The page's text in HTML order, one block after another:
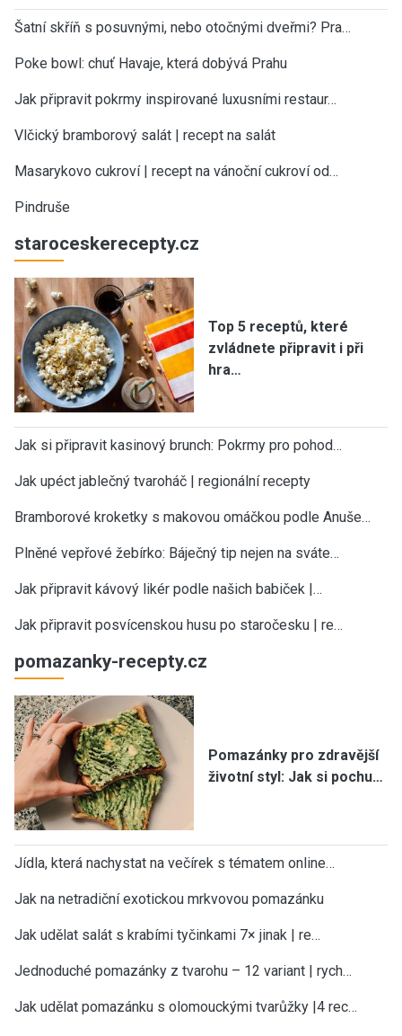
Šatní skříň s posuvnými, nebo otočnými dveřmi? Pra…
Poke bowl: chuť Havaje, která dobývá Prahu
Jak připravit pokrmy inspirované luxusními restaur…
Vlčický bramborový salát | recept na salát
Masarykovo cukroví | recept na vánoční cukroví od…
Pindruše
staroceskerecepty.cz
Top 5 receptů, které
zvládnete připravit i při
hra…
Jak si připravit kasinový brunch: Pokrmy pro pohod…
Jak upéct jablečný tvaroháč | regionální recepty
Bramborové kroketky s makovou omáčkou podle Anuše…
Plněné vepřové žebírko: Báječný tip nejen na sváte…
Jak připravit kávový likér podle našich babiček |…
Jak připravit posvícenskou husu po staročesku | re…
pomazanky-recepty.cz
Pomazánky pro zdravější
životní styl: Jak si pochu…
Jídla, která nachystat na večírek s tématem online…
Jak na netradiční exotickou mrkvovou pomazánku
Jak udělat salát s krabími tyčinkami 7× jinak | re…
Jednoduché pomazánky z tvarohu – 12 variant | rych…
Jak udělat pomazánku s olomouckými tvarůžky |4 rec…